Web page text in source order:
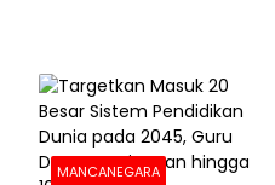
MANCANEGARA